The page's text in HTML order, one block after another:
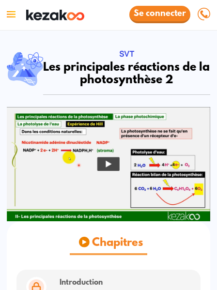
Se connecter
SVT
Les principales réactions de la
photosynthèse 2
Chapitres
Introduction